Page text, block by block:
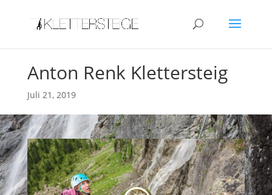
Anton Renk Klettersteig
Juli 21, 2019